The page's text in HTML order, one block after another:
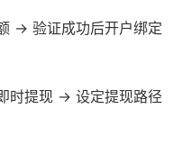
→ 验证成功后开户绑定
时提现 → 设定提现路径